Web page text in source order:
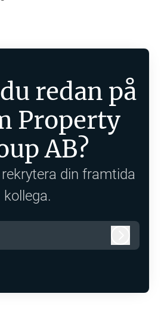
redan på
Property
AB?
din framtida
kollega.